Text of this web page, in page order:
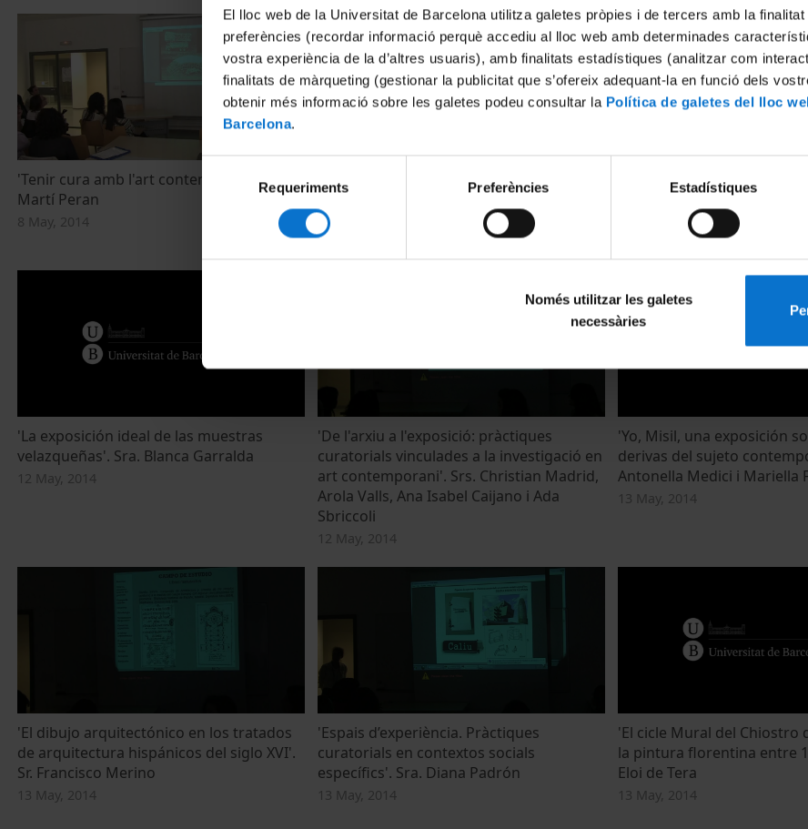
El lloc web de la Universitat de Barcelona utilitza galetes pròpies i de tercers amb la
preferències (recordar informació perquè accediu al lloc web amb determinades
vostra experiència de la d’altres usuaris), amb finalitats estadístiques (analitzar com
finalitats de màrqueting (gestionar la publicitat que s’ofereix adequant-la en funció dels
obtenir més informació sobre les galetes podeu consultar la Política de galetes del lloc
Barcelona.
consentiment
Requeriments Preferències Estadístiques
Només utilitzar les galetes
necessàries
'Tenir cura amb l'art contemporani'. Sr.
Martí Peran
8 May, 2014
'L'actualitat del Gabinet i Gravats del
Museu Nacional d'Art de Catalunya'. Sra.
Adela Laborda
9 May, 2014
'Pere Fernández, primer
manierista en la Cataluña
Exposición Ideal'. Sra.
'La exposición ideal de las muestras
velazqueñas'. Sra. Blanca Garralda
12 May, 2014
'De l'arxiu a l'exposició: pràctiques
curatorials vinculades a la investigació en
art contemporani'. Srs. Christian Madrid,
Arola Valls, Ana Isabel Caijano i Ada
Sbriccoli
12 May, 2014
'Yo, Misil, una exposición
derivas del sujeto
Antonella Medici i Mariella
13 May, 2014
'El dibujo arquitectónico en los tratados
de arquitectura hispánicos del siglo XVI'.
Sr. Francisco Merino
13 May, 2014
'Espais d’experiència. Pràctiques
curatorials en contextos socials
específics'. Sra. Diana Padrón
13 May, 2014
'El cicle Mural del Chiostro
la pintura florentina entre
Eloi de Tera
13 May, 2014